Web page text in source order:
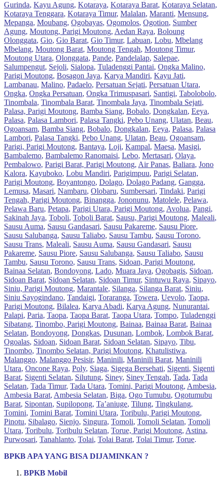
Gurinda, Kayu Agung, Kotaraya, Kotaraya Barat, Kotaraya Selatan,
Kotaraya Tenggara, Kotaraya Timur, Malalan, Maranti, Mensung,
Mepanga, Moubang, Ogobayas, Ogomolos, Ogotion, Sumber
Agung, Moutong, Parigi Moutong, Aedan Raya, Boloung
Olonggata, Gio, Gio Barat, Gio Timur, Labuan, Lobu, Mbelang
Mbelang, Moutong Barat, Moutong Tengah, Moutong Timur,
Moutong Utara, Olonggata, Pande, Pandelalap, Salepae,
Salumpengut, Sejoli, Sialopa, Tuladenggi Pantai, Ongka Malino,
Parigi Moutong, Bosagon Jaya, Karya Mandiri, Kayu Jati,
Lambanau, Malino, Padaelo, Persatuan Sejati, Persatuan Utara,
Ongka, Ongka Persatuan, Ongka Trimuspasari, Santigi, Tabolobolo,
Tinombala, Tinombala Barat, Tinombala Jaya, Tinombala Sejati,
Palasa, Parigi Moutong, Bamba Siang, Bobalo, Dongkalan, Eeya,
Palasa, Palasa Lambori, Palasa Tangki, Pebo Unang, Ulatan, Beau,
Ogoansam, Bamba Siang, Bobalo, Dongkalan, Eeya, Palasa, Palasa
Lambori, Palasa Tangki, Pebo Unang, Ulatan, Beau, Ogoansam,
Parigi, Parigi Moutong, Bantaya, Loji, Kampal, Maesa, Masigi,
Bambalemo, Bambalemo Ranomaisi, Lebo, Mertasari, Olaya,
Pembalowo, Parigi Barat, Parigi Moutong, Air Panas, Baliara, Jono
Kalora, Kayuboko, Lobu Mandiri, Parigimpuu, Parigi Selatan,
Parigi Moutong, Boyantongo, Dolago, Dolago Padang, Gangga,
Lemusa, Masari, Nambaru, Olobaru, Sumbersari, Tindaki, Parigi
Tengah, Parigi Moutong, Binangga, Jononunu, Matolele, Pelawa,
Pelawa Baru, Petapa, Parigi Utara, Parigi Moutong, Avolua, Pangi,
Sakinah Jaya, Toboli, Toboli Barat, Sausu, Parigi Moutong, Maleali,
Sausu Auma, Sausu Gandasari, Sausu Pakareme, Sausu Piore,
Sausu Salubanga, Sausu Taliabo, Sausu Tambu, Sausu Torono,
Sausu Trans, Maleali, Sausu Auma, Sausu Gandasari, Sausu
Pakareme, Sausu Piore, Sausu Salubanga, Sausu Taliabo, Sausu
Tambu, Sausu Torono, Sausu Trans, Sidoan, Parigi Moutong,
Bainaa Selatan, Bondoyong, Lado, Muara Jaya, Ogobagis, Sidoan,
Sidoan Barat, Sidoan Selatan, Sidoan Timur, Sintuwu Raya, Sipayo,
Siniu, Parigi Moutong, Marantale, Silanga, Silanga Barat, Siniu,
Siniu Sayogindano, Tandaigi, Toraranga, Towera, Uevolo, Taopa,
Parigi Moutong, Bilalea, Karya Abadi, Karya Agung, Nunurantai,
Palapi, Paria, Taopa, Taopa Barat, Taopa Utara, Tompo, Tuladenggi
Sibatang, Tinombo, Parigi Moutong, Bainaa, Bainaa Barat, Bainaa
Selatan, Bondoyong, Dongkas, Dusunan, Lombok, Lombok Barat,
Ogoalas, Sidoan, Sidoan Barat, Sidoan Selatan, Sipayo, Tibu,
Tinombo, Tinombo Selatan, Parigi Moutong, Khatulistiwa,
Malanggo, Malanggo Pesisir, Maninili, Maninili Barat, Maninili
Utara, Oncone Raya, Poly, Siaga, Sigega Bersehati, Sigenti, Sigenti
Barat, Sigenti Selatan, Silutung, Siney, Siney Tengah, Tada, Tada
Selatan, Tada Timur, Tada Utara, Tomini, Parigi Moutong, Ambesia,
Ambesia Barat, Ambesia Selatan, Biga, Ogo Tumubu, Ogotumubu
Barat, Sipontan, Supilopong, Ta’aniuge, Tilung, Tingkulang,
Tomini, Tomini Barat, Tomini Utara, Toribulu, Parigi Moutong,
Pinotu, Sibalago, Sienjo, Singura, Tomoli, Tomoli Selatan, Tomoli
Utara, Toribulu, Toribulu Selatan, Torue, Parigi Moutong, Astina,
Purwosari, Tanahlanto, Tolai, Tolai Barat, Tolai Timur, Torue.
BPKB APA YANG BISA DIJAMINKAN ?
BPKB Mobil